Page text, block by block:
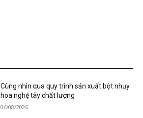
Cùng nhìn qua quy trình sản xuất bột nhụy
hoa nghệ tây chất lượng
06/08/2026